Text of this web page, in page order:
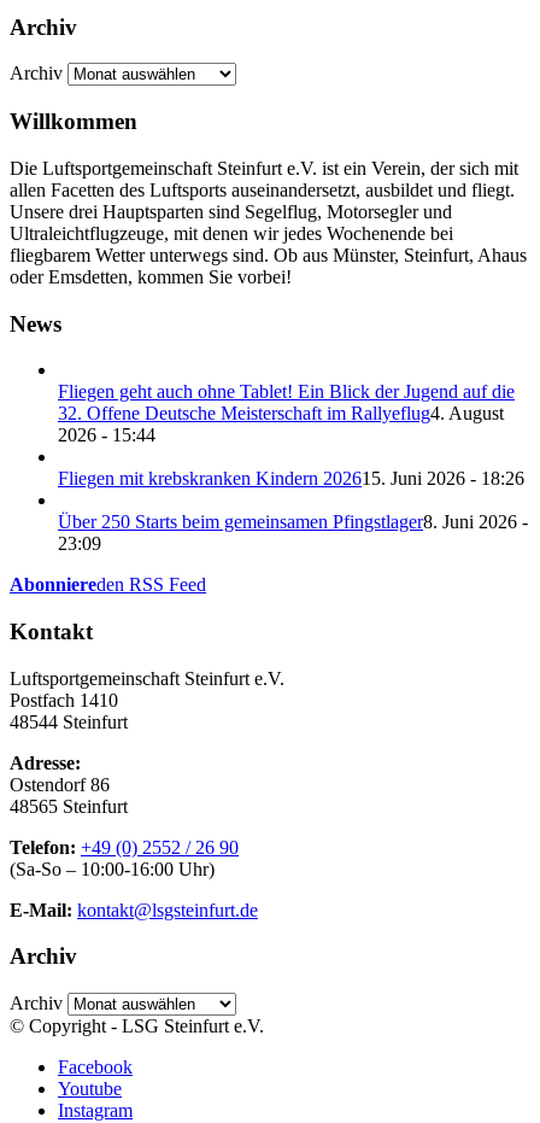
Archiv
Archiv
Willkommen
Die Luftsportgemeinschaft Steinfurt e.V. ist ein Verein, der sich mit
allen Facetten des Luftsports auseinandersetzt, ausbildet und fliegt.
Unsere drei Hauptsparten sind Segelflug, Motorsegler und
Ultraleichtflugzeuge, mit denen wir jedes Wochenende bei
fliegbarem Wetter unterwegs sind. Ob aus Münster, Steinfurt, Ahaus
oder Emsdetten, kommen Sie vorbei!
News
Fliegen geht auch ohne Tablet! Ein Blick der Jugend auf die
32. Offene Deutsche Meisterschaft im Rallyeflug4. August
2026 - 15:44
Fliegen mit krebskranken Kindern 202615. Juni 2026 - 18:26
Über 250 Starts beim gemeinsamen Pfingstlager8. Juni 2026 -
23:09
Abonniereden RSS Feed
Kontakt
Luftsportgemeinschaft Steinfurt e.V.
Postfach 1410
48544 Steinfurt
Adresse:
Ostendorf 86
48565 Steinfurt
Telefon: +49 (0) 2552 / 26 90
(Sa-So – 10:00-16:00 Uhr)
E-Mail: kontakt@lsgsteinfurt.de
Archiv
Archiv
© Copyright - LSG Steinfurt e.V.
Facebook
Youtube
Instagram